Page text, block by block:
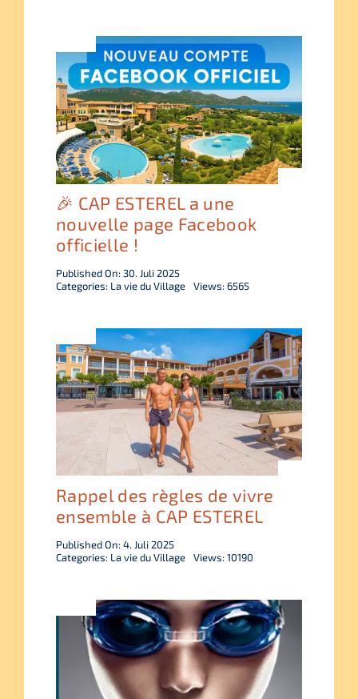
🎉 CAP ESTEREL a une
nouvelle page Facebook
officielle !
Published On: 30. Juli 2025
Categories: La vie du Village Views: 6565
Rappel des règles de vivre
ensemble à CAP ESTEREL
Published On: 4. Juli 2025
Categories: La vie du Village Views: 10190